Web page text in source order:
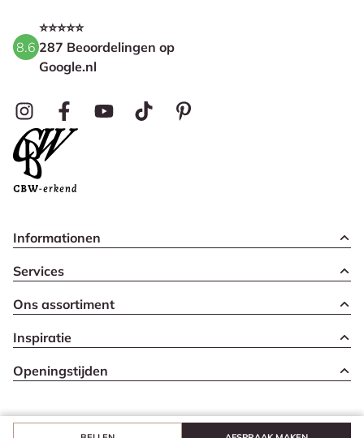
8.6
⭐⭐⭐⭐⭐
287 Beoordelingen op
Google.nl
Informationen
Services
Ons assortiment
Inspiratie
Openingstijden